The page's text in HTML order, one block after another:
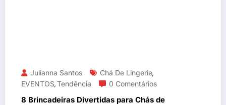
Julianna Santos Chá De Lingerie,
EVENTOS,Tendência 0 Comentários
8 Brincadeiras Divertidas para Chás de